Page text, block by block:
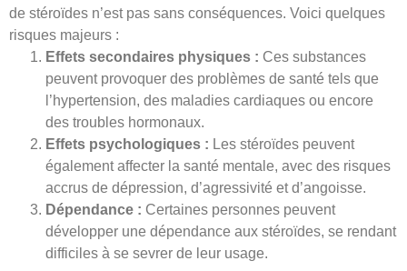
de stéroïdes n’est pas sans conséquences. Voici quelques
risques majeurs :
Effets secondaires physiques : Ces substances
peuvent provoquer des problèmes de santé tels que
l’hypertension, des maladies cardiaques ou encore
des troubles hormonaux.
Effets psychologiques : Les stéroïdes peuvent
également affecter la santé mentale, avec des risques
accrus de dépression, d’agressivité et d’angoisse.
Dépendance : Certaines personnes peuvent
développer une dépendance aux stéroïdes, se rendant
difficiles à se sevrer de leur usage.